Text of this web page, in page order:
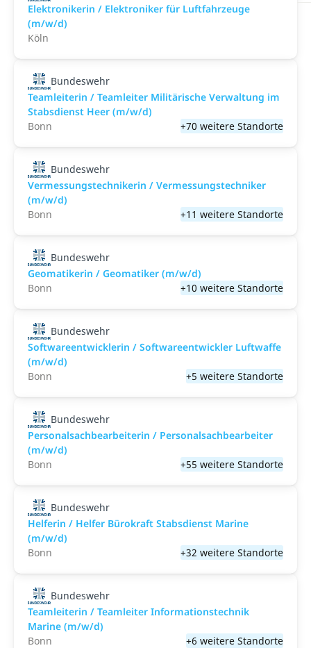
Elektronikerin / Elektroniker für Luft­fahr­zeuge
(m/w/d)
Köln
Bundeswehr
Teamleiterin / Teamleiter Militärische Verwaltung im
Stabsdienst Heer (m/w/d)
Bonn
+70 weitere Standorte
Bundeswehr
Vermessungstechnikerin / Vermessungstechniker
(m/w/d)
Bonn
+11 weitere Standorte
Bundeswehr
Geomatikerin / Geomatiker (m/w/d)
Bonn
+10 weitere Standorte
Bundeswehr
Softwareentwicklerin / Softwareentwickler Luftwaffe
(m/w/d)
Bonn
+5 weitere Standorte
Bundeswehr
Personalsachbearbeiterin / Personalsachbearbeiter
(m/w/d)
Bonn
+55 weitere Standorte
Bundeswehr
Helferin / Helfer Bürokraft Stabsdienst Marine
(m/w/d)
Bonn
+32 weitere Standorte
Bundeswehr
Teamleiterin / Teamleiter Informationstechnik
Marine (m/w/d)
Bonn
+6 weitere Standorte